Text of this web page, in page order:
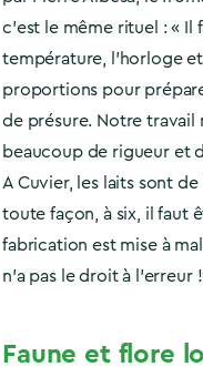
c’est le même rituel : « Il
température, l’horloge
proportions pour
de présure. Notre travail
beaucoup de rigueur et
A Cuvier, les laits sont
toute façon, à six, il faut
fabrication est mise à
n’a pas le droit à l’erreur
Faune et flore